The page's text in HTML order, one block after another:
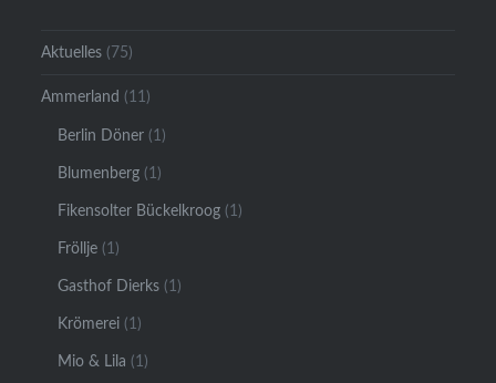
Aktuelles (75)
Ammerland (11)
Berlin Döner (1)
Blumenberg (1)
Fikensolter Bückelkroog (1)
Fröllje (1)
Gasthof Dierks (1)
Krömerei (1)
Mio & Lila (1)